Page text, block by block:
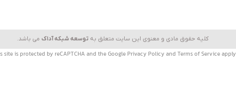
کلیه حقوق مادی و معنوی این سایت متعلق به توسعه شبکه آداک می باشد.
site is protected by reCAPTCHA and the Google Privacy Policy and Terms of Serviceapply.